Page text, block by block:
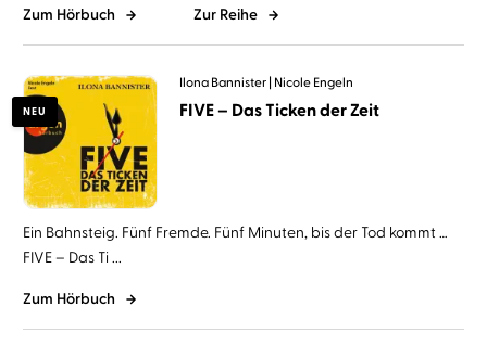
Zum Hörbuch Zur Reihe
NEU
Ilona Bannister Nicole Engeln
FIVE – Das Ticken der Zeit
Ein Bahnsteig. Fünf Fremde. Fünf Minuten, bis der Tod kommt …
FIVE – Das Ti ...
Zum Hörbuch